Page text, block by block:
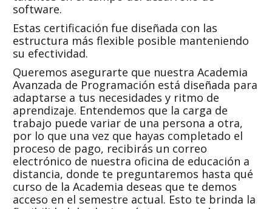
software.
Estas certificación fue diseñada con las
estructura más flexible posible manteniendo
su efectividad.
Queremos asegurarte que nuestra Academia
Avanzada de Programación está diseñada para
adaptarse a tus necesidades y ritmo de
aprendizaje. Entendemos que la carga de
trabajo puede variar de una persona a otra,
por lo que una vez que hayas completado el
proceso de pago, recibirás un correo
electrónico de nuestra oficina de educación a
distancia, donde te preguntaremos hasta qué
curso de la Academia deseas que te demos
acceso en el semestre actual. Esto te brinda la